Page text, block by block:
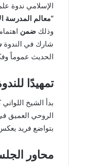
الإسلامي ندوة
“معالم المدرسة
وذلك ضمن
شارك في الندوة
الحديث عموماً
تمهيدًا
بدأ الشيخ
الروحي العميق
بتواضع فريد
محاور